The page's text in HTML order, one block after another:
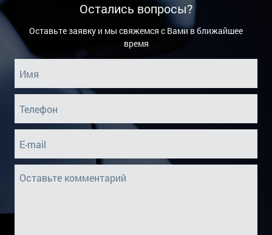
Остались вопросы?
Оставьте заявку и мы свяжемся с Вами в ближайшее
время